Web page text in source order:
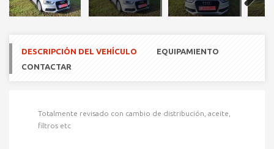
Next
DESCRIPCIÓN DEL VEHÍCULO
EQUIPAMIENTO
CONTACTAR
Totalmente revisado con cambio de distribución, aceite,
filtros etc